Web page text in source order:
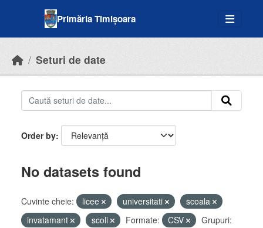
Primăria Timișoara
Seturi de date
Order by
No datasets found
Cuvinte cheie: licee universitati
scoala
invatamant
scoli Formate: CSV
Grupuri: